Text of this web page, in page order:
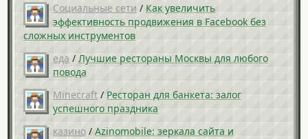
Социальные сети / Как увеличить
эффективность продвижения в Facebook без
сложных инструментов
еда / Лучшие рестораны Москвы для любого
повода
Minecraft / Ресторан для банкета: залог
успешного праздника
казино / Azinomobile: зеркала сайта и